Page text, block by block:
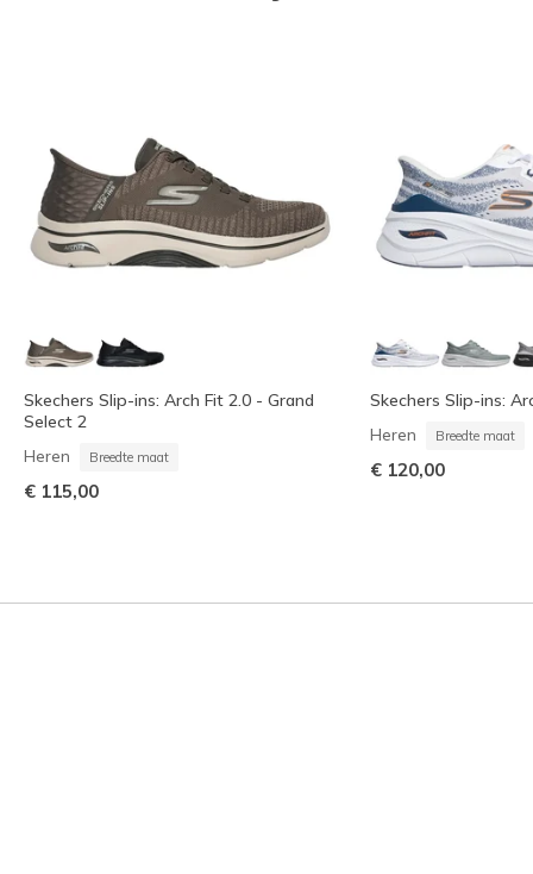
Skechers Slip-ins: Arch Fit 2.0 - Grand
Select 2
Heren Breedte maat
€ 115,00
Skechers Slip-ins:
Heren Breedte maat
€ 120,00